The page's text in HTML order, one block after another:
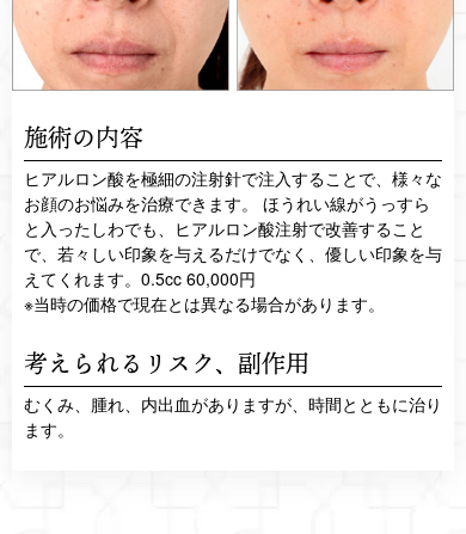
施術の内容
ヒアルロン酸を極細の注射針で注入することで、様々な
お顔のお悩みを治療できます。 ほうれい線がうっすら
と入ったしわでも、ヒアルロン酸注射で改善すること
で、若々しい印象を与えるだけでなく、優しい印象を与
えてくれます。0.5cc 60,000円
※当時の価格で現在とは異なる場合があります。
考えられるリスク、 副作用
むくみ、腫れ、内出血がありますが、時間とともに治り
ます。